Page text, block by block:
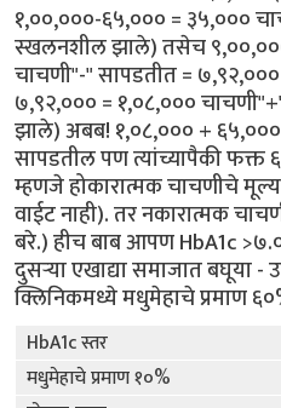
१,००,०००-६५,००० = ३५,०००
स्खलनशील झाले) तसेच
चाचणी"-" सापडतीत =
७,९२,००० = १,०८,०००
झाले) अबब! १,०८,००० +
सापडतील पण त्यांच्यापैकी
म्हणजे होकारात्मक चाचणीचे
वाईट नाही). तर नकारात्मक
बरे.) हीच बाब आपण HbA1c
दुसर्‍या एखाद्या समाजात बघूया -
क्लिनिकमध्ये मधुमेहाचे प्रमाण
HbA1c स्तर
मधुमेहाचे प्रमाण १०%